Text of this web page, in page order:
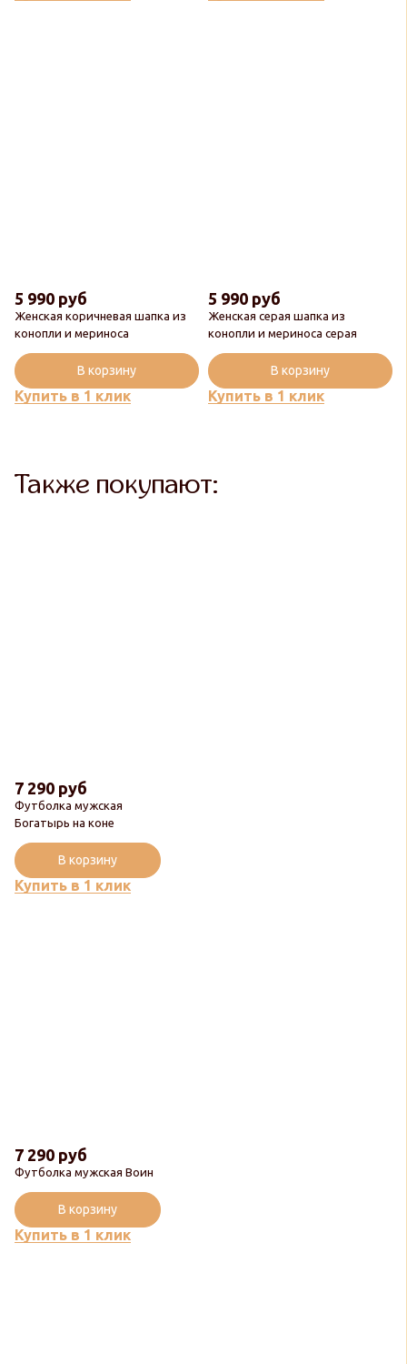
Новинка
Популярный
Женская коричневая шапка из
конопли и мериноса
5 990 руб
Купить в 1 клик
В корзину
Женская серая шапка из
конопли и мериноса серая
5 990 руб
Купить в 1 клик
В корзину
Также покупают:
Футболка мужская
Богатырь на коне
7 290 руб
Купить в 1 клик
В корзину
Футболка мужская Воин
7 290 руб
Купить в 1 клик
В корзину